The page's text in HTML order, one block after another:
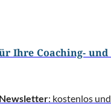
Ihre Coaching- und
: kostenlos und